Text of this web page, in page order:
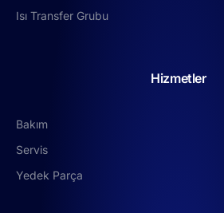
Isı Transfer Grubu
Hizmetler
Bakım
Servis
Yedek Parça